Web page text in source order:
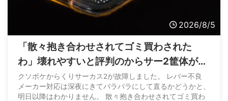
2026/8/5
「散々抱き合わせされてゴミ買わされた
わ」壊れやすいと評判のからサー2筐体がレ
バー不良になって問合せたホールさんの悲
痛な声
クソボケからくりサーカス2が故障しました。 レバー不良
メーカー対応は深夜にきてバラバラにして直るかどうかと、
明日以降はわかりません。 散々抱き合わせされてゴミ買わ